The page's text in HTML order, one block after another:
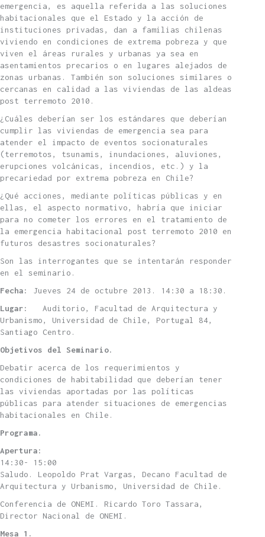
emergencia, es aquella referida a las soluciones
habitacionales que el Estado y la acción de
instituciones privadas, dan a familias chilenas
viviendo en condiciones de extrema pobreza y que
viven el áreas rurales y urbanas ya sea en
asentamientos precarios o en lugares alejados de
zonas urbanas. También son soluciones similares o
cercanas en calidad a las viviendas de las aldeas
post terremoto 2010.
¿Cuáles deberían ser los estándares que deberían
cumplir las viviendas de emergencia sea para
atender el impacto de eventos socionaturales
(terremotos, tsunamis, inundaciones, aluviones,
erupciones volcánicas, incendios, etc.) y la
precariedad por extrema pobreza en Chile?
¿Qué acciones, mediante políticas públicas y en
ellas, el aspecto normativo, habría que iniciar
para no cometer los errores en el tratamiento de
la emergencia habitacional post terremoto 2010 en
futuros desastres socionaturales?
Son las interrogantes que se intentarán responder
en el seminario.
Fecha: Jueves 24 de octubre 2013. 14:30 a 18:30.
Lugar: Auditorio, Facultad de Arquitectura y
Urbanismo, Universidad de Chile, Portugal 84,
Santiago Centro.
Objetivos del Seminario.
Debatir acerca de los requerimientos y
condiciones de habitabilidad que deberían tener
las viviendas aportadas por las políticas
públicas para atender situaciones de emergencias
habitacionales en Chile.
Programa.
Apertura:
14:30- 15:00
Saludo. Leopoldo Prat Vargas, Decano Facultad de
Arquitectura y Urbanismo, Universidad de Chile.
Conferencia de ONEMI. Ricardo Toro Tassara,
Director Nacional de ONEMI.
Mesa 1.